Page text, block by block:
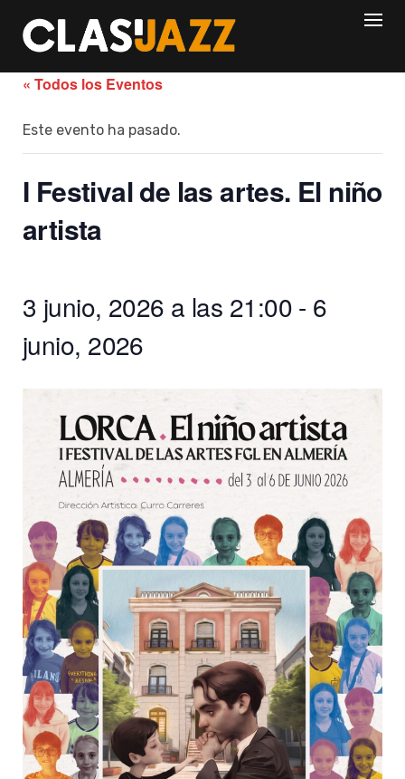
content
« Todos los Eventos
Este evento ha pasado.
I Festival de las artes. El niño
artista
3 junio, 2026 a las 21:00 - 6
junio, 2026